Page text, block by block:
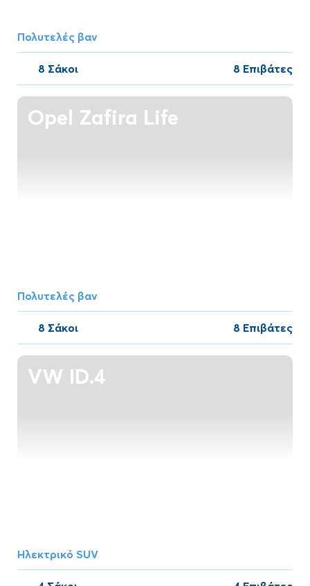
Πολυτελές βαν
8 Σάκοι 8 Επιβάτες
Opel Zafira Life
Πολυτελές βαν
8 Σάκοι 8 Επιβάτες
VW ID.4
Ηλεκτρικό SUV